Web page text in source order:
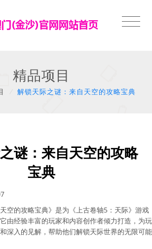
精品项目
解锁天际之谜：来自天空的攻略宝典
谜：来自天空的攻略
宝典
空的攻略宝典》是为《上古卷轴5：天际》游戏
由经验丰富的玩家和内容创作者倾力打造，为玩
深入的见解，帮助他们解锁天际世界的无限可能